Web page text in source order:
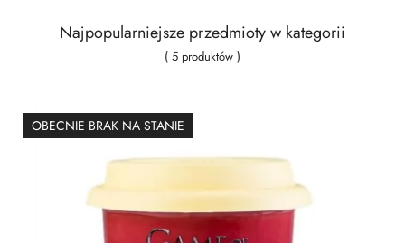
Najpopularniejsze przedmioty w kategorii
( 5 produktów )
OBECNIE BRAK NA STANIE